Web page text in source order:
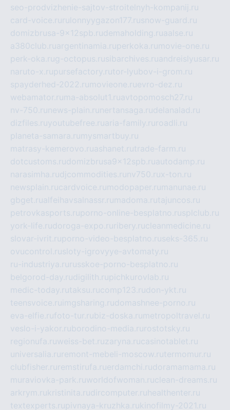
seo-prodvizhenie-sajtov-stroitelnyh-kompanij.ru
card-voice.ru rulonnyygazon177.rusnow-guard.ru
domizbrusa-9x12spb.rudemaholding.ruaalse.ru
a380club.ruargentinamia.ruperkoka.ru movie-one.ru
perk-oka.rug-octopus.rusibarchives.ruandreislyusar.ru
naruto-x.rupursefactory.rutor-lyubov-i-grom.ru
spayderhed-2022.ru movieone.ruevro-dez.ru
webamator.ru ma-absolut1.ruavtopomosch27.ru
nv-750.ru news-plain.ru nertansaga.rudelanalad.ru
dizfiles.ruyoutubefree.ruaria-family.ru roadli.ru
planeta-samara.ru mysmartbuy.ru
matrasy-kemerovo.ruashanet.rutrade-farm.ru
dotcustoms.rudomizbrusa9x12spb.ruautodamp.ru
narasimha.rudjcommodities.ru nv750.rux-ton.ru
newsplain.rucardvoice.ru modopaper.ru manunae.ru
gbget.rualfeihavsalnassr.ru madoma.rutajuncos.ru
petrovkasports.ruporno-online-besplatno.rusplclub.ru
york-life.rudoroga-expo.ru ribery.rucleanmedicine.ru
slovar-ivrit.ruporno-video-besplatno.ruseks-365.ru
ovucontrol.rusloty-igrovyye-avtomaty.ru
ru-industriya.ru russkoe-porno-besplatno.ru
belgorod-day.rudigilith.rupichkurovlab.ru
medic-today.rutaksu.rucomp123.rudon-ykt.ru
teensvoice.ru imgsharing.rudomashnee-porno.ru
eva-elfie.rufoto-tur.rubiz-doska.ru metropoltravel.ru
veslo-i-yakor.ruborodino-media.ru rostotsky.ru
regionufa.ruweiss-bet.ruzaryna.rucasinotablet.ru
universalia.ru remont-mebeli-moscow.rutermomur.ru
clubfisher.ru remstirufa.ruerdamchi.rudoramamama.ru
muraviovka-park.ruworldofwoman.ruclean-dreams.ru
arkrym.rukristinita.rudircomputer.ru healthenter.ru
textexperts.rupivnaya-kruzhka.rukinofilmy-2021.ru